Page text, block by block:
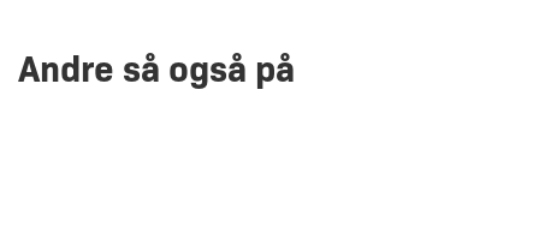
Andre så også på